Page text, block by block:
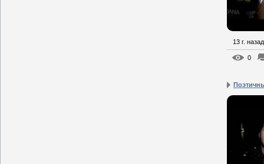
13 г. назад
0